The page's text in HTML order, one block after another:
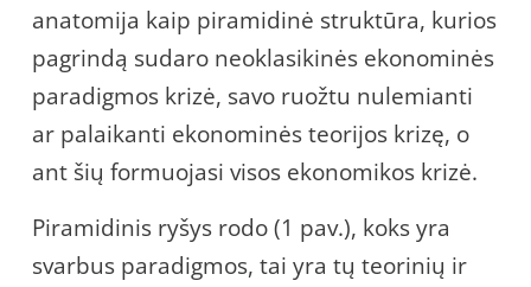
anatomija kaip piramidinė struktūra, kurios
pagrindą sudaro neoklasikinės ekonominės
paradigmos krizė, savo ruožtu nulemianti
ar palaikanti ekonominės teorijos krizę, o
ant šių formuojasi visos ekonomikos krizė.
Piramidinis ryšys rodo (1 pav.), koks yra
svarbus paradigmos, tai yra tų teorinių ir